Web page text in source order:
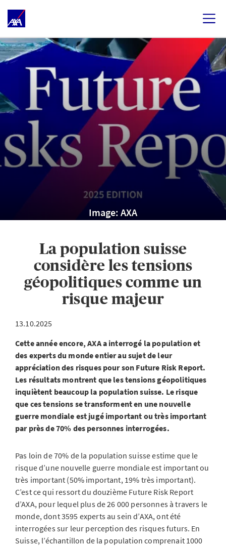
Image: AXA
La population suisse
considère les tensions
géopolitiques comme un
risque majeur
13.10.2025
Cette année encore, AXA a interrogé la population et
des experts du monde entier au sujet de leur
appréciation des risques pour son Future Risk Report.
Les résultats montrent que les tensions géopolitiques
inquiètent beaucoup la population suisse. Le risque
que ces tensions se transforment en une nouvelle
guerre mondiale est jugé important ou très important
par près de 70% des personnes interrogées.
Pas loin de 70% de la population suisse estime que le
risque d’une nouvelle guerre mondiale est important ou
très important (50% important, 19% très important).
C’est ce qui ressort du douzième Future Risk Report
d’AXA, pour lequel plus de 26 000 personnes à travers le
monde, dont 3595 experts au sein d’AXA, ont été
interrogées sur leur perception des risques futurs. En
Suisse, l’échantillon de la population comprenait 1000